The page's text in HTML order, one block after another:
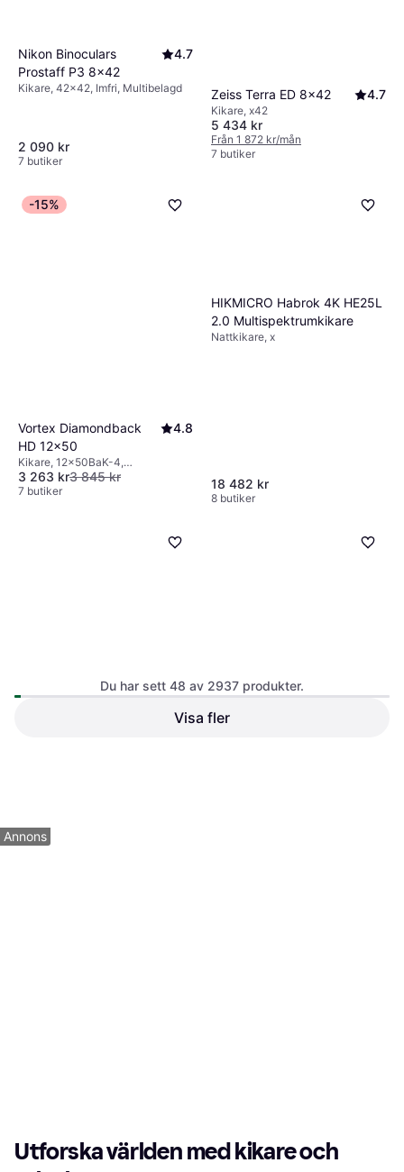
Nikon Binoculars
Prostaff P3 8x42
4.7
Kikare, 42x42, Imfri, Multibelagd
2 090 kr
7 butiker
Zeiss Terra ED 8x42 4.7
Kikare, x42
5 434 kr
Från 1 872 kr/mån
7 butiker
-15%
Vortex Diamondback
HD 12x50
4.8
Kikare, 12x50BaK-4,
Takkantsprisma, Imfri, Stöttålig,
Multibelagd
3 263 kr3 845 kr
7 butiker
HIKMICRO Habrok 4K HE25L
2.0 Multispektrumkikare
Nattkikare, x
18 482 kr
8 butiker
Du har sett 48 av 2937 produkter.
Visa fler
Annons
Utforska världen med kikare och